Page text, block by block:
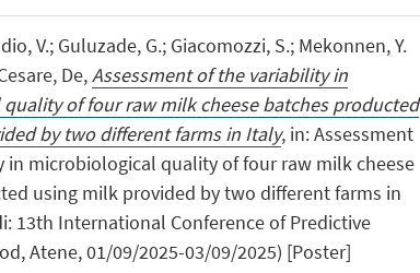
V.; Guluzade, G.; Giacomozzi, S.; Mekonnen, Y.
De,Assessment of the variability in
of four raw milk cheese batches producted
by two different farms in Italy, in: Assessment
in microbiological quality of four raw milk cheese
using milk provided by two different farms in
13th International Conference of Predictive
Atene, 01/09/2025-03/09/2025) [Poster]